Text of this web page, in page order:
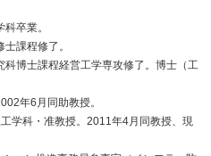
卒業。
課程修了。
博士課程経営工学専攻修了。博士（工
年6月同助教授。
学科・准教授。2011年4月同教授、現